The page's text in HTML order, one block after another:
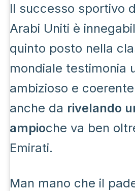
Il successo sportivo
Arabi Uniti è
quinto posto nella
mondiale testimonia
ambizioso e
anche da rivelando
ampioche va ben
Emirati.
Man mano che il